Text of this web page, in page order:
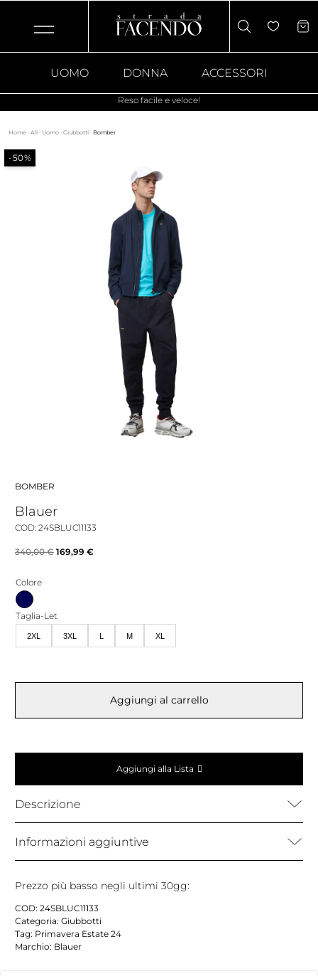
UOMO DONNA ACCESSORI
Reso facile e veloce!
Home · All · Uomo · Giubbotti · Bomber
-50%
BOMBER
Blauer
COD: 24SBLUC11133
340,00€ Il
era:
340,00 €.
169,99 €Il
169,99 €.
Colore
Taglia-Let
2XL 3XL L M XL
Aggiungi al carrello
Aggiungi alla Lista
Descrizione
Informazioni aggiuntive
Prezzo più basso negli ultimi 30gg:
COD: 24SBLUC11133
Categoria: Giubbotti
Tag: Primavera Estate 24
Marchio: Blauer